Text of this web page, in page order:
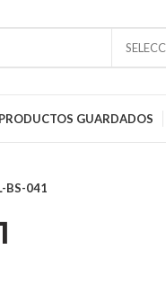
PRODUCTOS GUARDADOS
BS-041